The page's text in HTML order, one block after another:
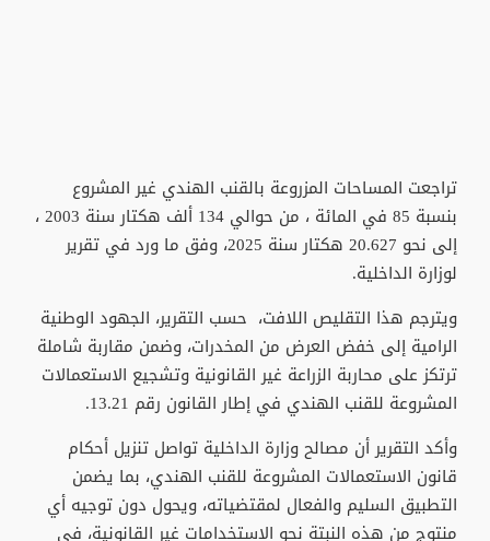
تراجعت المساحات المزروعة بالقنب الهندي غير المشروع
بنسبة 85 في المائة ، من حوالي 134 ألف هكتار سنة 2003 ،
إلى نحو 20.627 هكتار سنة 2025، وفق ما ورد في تقرير
لوزارة الداخلية.
ويترجم هذا التقليص اللافت، حسب التقرير، الجهود الوطنية
الرامية إلى خفض العرض من المخدرات، وضمن مقاربة شاملة
ترتكز على محاربة الزراعة غير القانونية وتشجيع الاستعمالات
المشروعة للقنب الهندي في إطار القانون رقم 13.21.
وأكد التقرير أن مصالح وزارة الداخلية تواصل تنزيل أحكام
قانون الاستعمالات المشروعة للقنب الهندي، بما يضمن
التطبيق السليم والفعال لمقتضياته، ويحول دون توجيه أي
منتوج من هذه النبتة نحو الاستخدامات غير القانونية، في